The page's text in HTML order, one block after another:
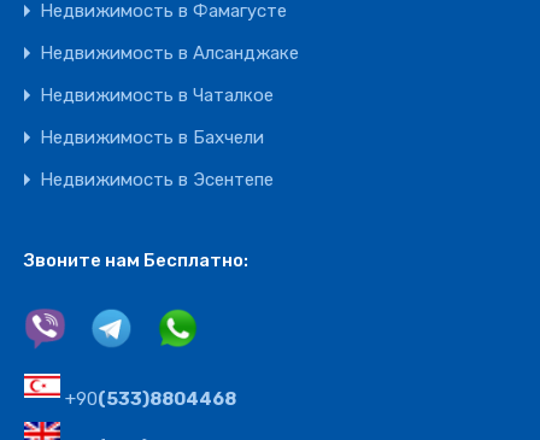
Недвижимость в Фамагусте
Недвижимость в Алсанджаке
Недвижимость в Чаталкое
Недвижимость в Бахчели
Недвижимость в Эсентепе
Звоните нам Бесплатно:
+90(533)8804468